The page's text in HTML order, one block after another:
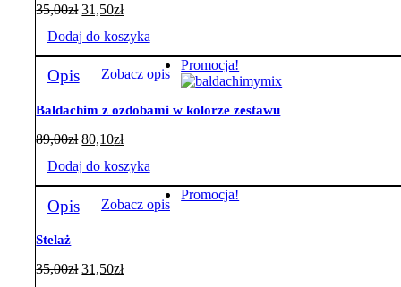
35,00zł 31,50zł
Dodaj do koszyka
Opis Zobacz opis
Promocja!
Baldachim z ozdobami w kolorze zestawu
89,00zł 80,10zł
Dodaj do koszyka
Opis Zobacz opis
Promocja!
Stelaż
35,00zł 31,50zł